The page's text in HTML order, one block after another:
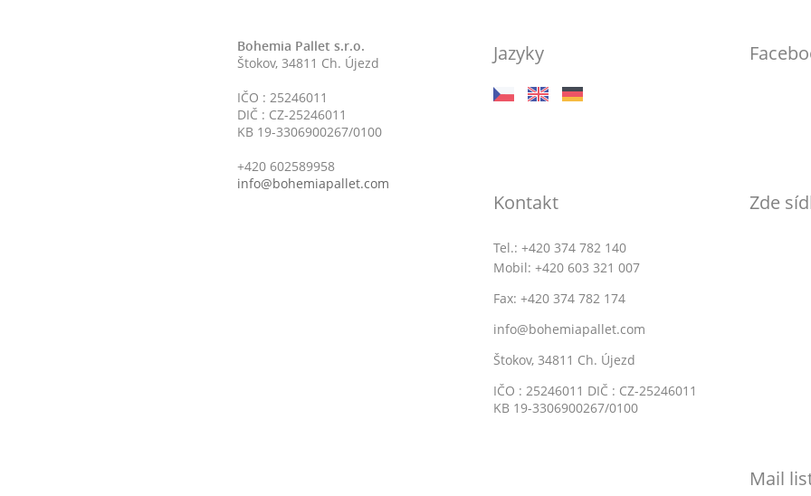
Bohemia Pallet s.r.o.
Štokov, 34811 Ch. Újezd
IČO : 25246011
DIČ : CZ-25246011
KB 19-3306900267/0100
+420 602589958
info@bohemiapallet.com
Jazyky
Kontakt
Tel.: +420 374 782 140
Mobil: +420 603 321 007
Fax: +420 374 782 174
info@bohemiapallet.com
Štokov, 34811 Ch. Újezd
IČO : 25246011 DIČ : CZ-25246011
KB 19-3306900267/0100
Zde
Mail